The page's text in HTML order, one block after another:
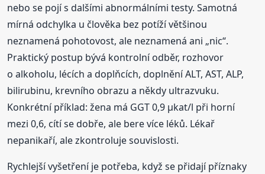
nebo se pojí s dalšími abnormálními testy. Samotná
mírná odchylka u člověka bez potíží většinou
neznamená pohotovost, ale neznamená ani „nic“.
Praktický postup bývá kontrolní odběr, rozhovor
o alkoholu, lécích a doplňcích, doplnění ALT, AST, ALP,
bilirubinu, krevního obrazu a někdy ultrazvuku.
Konkrétní příklad: žena má GGT 0,9 µkat/l při horní
mezi 0,6, cítí se dobře, ale bere více léků. Lékař
nepanikaří, ale zkontroluje souvislosti.
Rychlejší vyšetření je potřeba, když se přidají příznaky